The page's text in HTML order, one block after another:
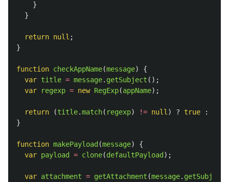
}
}
return null ;
}
function checkAppName(message)
{
var title = message. getSubject ();
var
regexp = new RegExp(appName);
return (title.match( regexp) != null ) ? true :
}
function makePayload (message)
{
var payload = clone(defaultPayload );
var attachment = getAttachment (message. getSubject